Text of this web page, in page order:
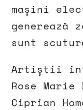
mașini
generează
sunt
Artiștii
Rose
Ciprian